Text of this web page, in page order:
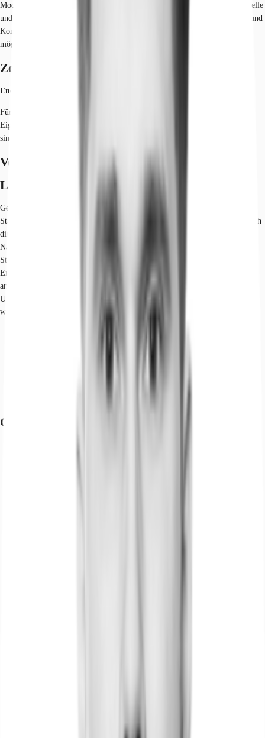
Modernisierung aller Gebäude statt. Die Büroflächen zeichnen sich durch helle
und funktionale Räume aus, die durch gemeinschaftlich nutzbare Bereiche und
Konferenzräume ergänzt werden. Eine flexible Raumaufteilung ist ebenso
möglich wie ein Ausbau nach den Wünschen des Mieters.
Zertifizierungen
Energieausweis
Für diese Liegenschaft liegt ein Bedarfsausweis vom 09.09.2020 vom
Eigentümer/Vermieter vor. Die wesentlichen Energieträger der Liegenschaft
sind Gas, Strom. Endenergiebedarf: 219.40000 kWh/(m²*a)
Verfügbare Fläche
Lage und Verkehrsanbindung
Gelegen in einem Gewerbegebiet im Ortsteil Tempelhof, profitiert der
Standort von einer ruhigen und dennoch gut vernetzten Lage. Er befindet sich
direkt am Teltowkanal und bietet eine gute Anbindung an den öffentlichen
Nahverkehr durch eine Buslinie sowie den U-Bahnhof Ullsteinstraße. Die
Stadtautobahn A100 ist in wenigen Autominuten erreichbar. In fußläufiger
Entfernung liegt das Einkaufszentrum Tempelhofer Hafen, das eine Vielzahl
an Einkaufsmöglichkeiten und gastronomischen Angeboten bereithält. Die
Umgebung ist geprägt von einer Mischung aus Gewerbe und urbanem Leben,
was den Standort für Unternehmen attraktiv macht.
Flughafen, Berlin Brandenburg, Fahrzeit: 25 min
U-Bahn, Ullsteinstraße; Linie U6, Gehzeit: 10 min
Grundrisse